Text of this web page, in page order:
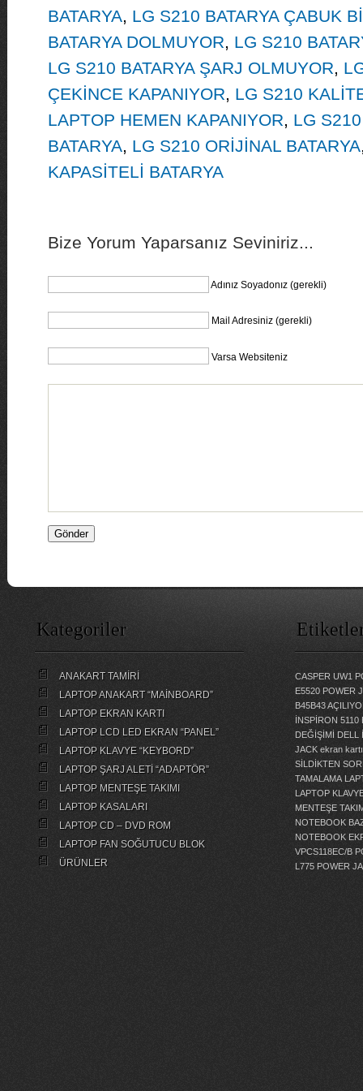
BATARYA, LG S210 BATARYA ÇABUK
BATARYA DOLMUYOR, LG S210
LG S210 BATARYA ŞARJ OLMUYOR,
ÇEKİNCE KAPANIYOR, LG S210
LAPTOP HEMEN KAPANIYOR, LG
BATARYA, LG S210 ORİJİNAL BATARYA
KAPASİTELİ BATARYA
Bize Yorum Yaparsanız Seviniriz...
Adınız Soyadonız (gerekli)
Mail Adresiniz (gerekli)
Varsa Websiteniz
Kategoriler
ANAKART TAMİRİ
LAPTOP ANAKART “MAİNBOARD”
LAPTOP EKRAN KARTI
LAPTOP LCD LED EKRAN “PANEL”
LAPTOP KLAVYE “KEYBORD”
LAPTOP ŞARJ ALETİ “ADAPTÖR”
LAPTOP MENTEŞE TAKIMI
LAPTOP KASALARI
LAPTOP CD – DVD ROM
LAPTOP FAN SOĞUTUCU BLOK
ÜRÜNLER
CASPER UW1
E5520 POWER
B45B43
İNSPİRON
DEĞİŞİMİ
DELL
JACK ekran
SİLDİKTEN
TAMALAMA
LAPTOP
MENTEŞE
NOTEBOOK
NOTEBOOK
VPCS118EC/B
L775 POWER